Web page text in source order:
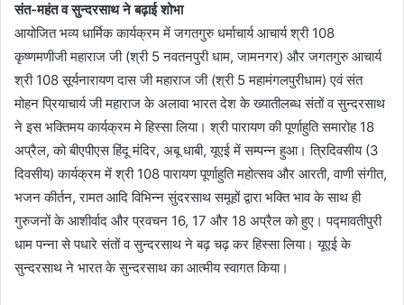
संत-महंत व सुन्दरसाथ ने बढ़ाई शोभा
आयोजित भव्य धार्मिक कार्यक्रम में जगतगुरु धर्माचार्य आचार्य श्री 108
कृष्णमणीजी महाराज जी (श्री 5 नवतनपुरी धाम, जामनगर) और जगतगुरु आचार्य
श्री 108 सूर्यनारायण दास जी महाराज जी (श्री 5 महामंगलपुरीधाम) एवं संत
मोहन प्रियाचार्य जी महाराज के अलावा भारत देश के ख्यातीलब्ध संतों व सुन्दरसाथ
ने इस भक्तिमय कार्यक्रम मे हिस्सा लिया। श्री पारायण की पूर्णाहुति समारोह 18
अप्रैल, को बीएपीएस हिंदू मंदिर, अबू धाबी, यूएई में सम्पन्न हुआ। त्रिदिवसीय (3
दिवसीय) कार्यक्रम में श्री 108 पारायण पूर्णाहुति महोत्सव और आरती, वाणी संगीत,
भजन कीर्तन, रामत आदि विभिन्न सुंदरसाथ समूहों द्वारा भक्ति भाव के साथ ही
गुरुजनों के आशीर्वाद और प्रवचन 16, 17 और 18 अप्रैल को हुए। पद्मावतीपुरी
धाम पन्ना से पधारे संतों व सुन्दरसाथ ने बढ़ चढ़ कर हिस्सा लिया। यूएई के
सुन्दरसाथ ने भारत के सुन्दरसाथ का आत्मीय स्वागत किया।